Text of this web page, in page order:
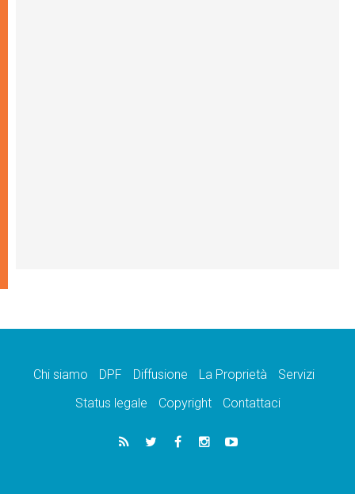
Chi siamo DPF Diffusione La Proprietà
Servizi
Status legale
Copyright Contattaci